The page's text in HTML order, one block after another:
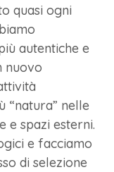
quasi ogni
autentiche e
nuovo
“natura” nelle
e spazi esterni.
e facciamo
di selezione